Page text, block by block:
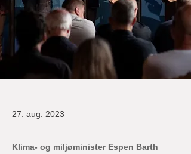
27. aug. 2023
Klima- og miljøminister Espen Barth